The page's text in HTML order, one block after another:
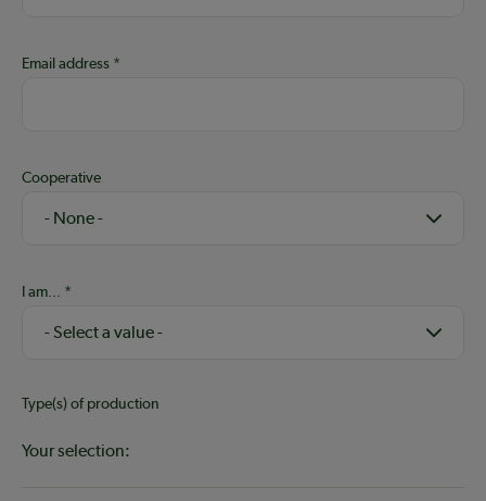
Email address
Cooperative
I am...
Type(s) of production
Your selection: